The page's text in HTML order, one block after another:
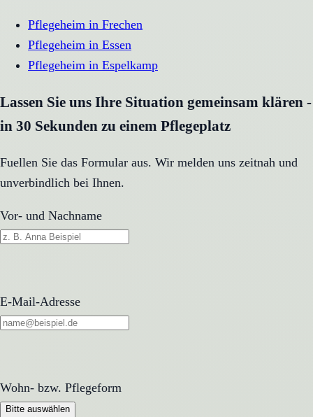
Pflegeheim in Frechen
Pflegeheim in Essen
Pflegeheim in Espelkamp
Lassen Sie uns Ihre Situation gemeinsam klären -
in 30 Sekunden zu einem Pflegeplatz
Fuellen Sie das Formular aus. Wir melden uns zeitnah und
unverbindlich bei Ihnen.
Vor- und Nachname
E-Mail-Adresse
Wohn- bzw. Pflegeform
Wohn- bzw. Pflegeform
Bitte auswählen